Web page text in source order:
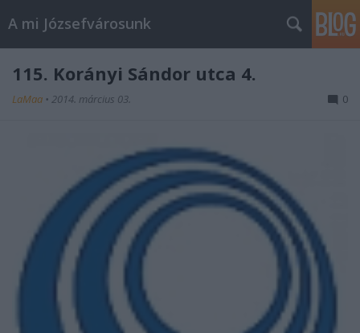
A mi Józsefvárosunk
115. Korányi Sándor utca 4.
LaMaa • 2014. március 03. 0